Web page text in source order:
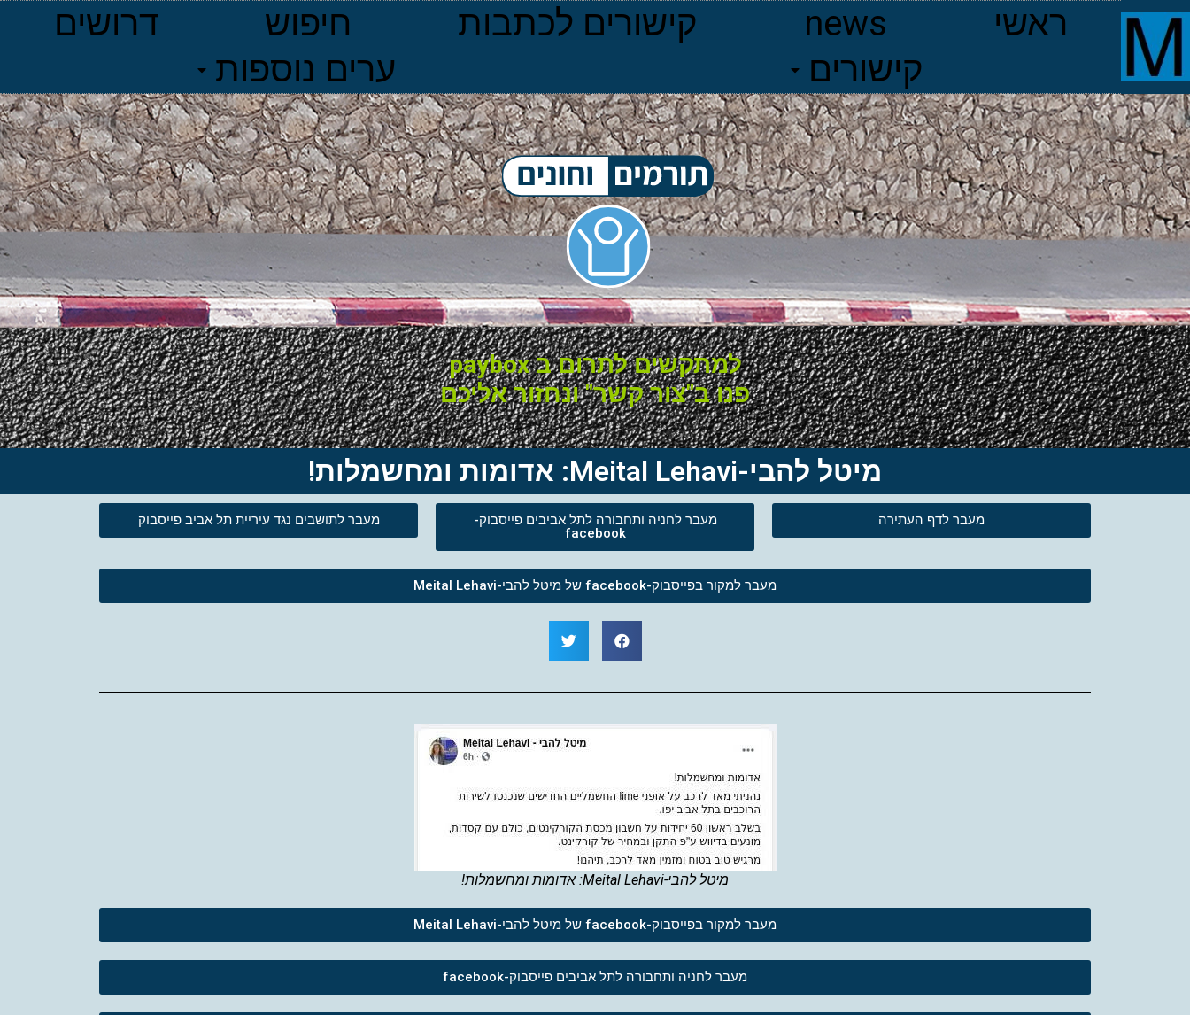
ראשי news קישורים לכתבות חיפוש
דרושים
קישורים
ערים נוספות
למתקשים לתרום ב paybox
פנו ב"צור קשר" ונחזור אליכם
מיטל להבי-Meital Lehavi: אדומות ומחשמלות!
מעבר לדף העתירה
מעבר לחניה ותחבורה לתל אביבים פייסבוק-
facebook
מעבר לתושבים נגד עיריית תל אביב פייסבוק
מעבר למקור בפייסבוק-facebook של מיטל להבי-Meital Lehavi
מיטל להבי-Meital Lehavi: אדומות ומחשמלות!
מעבר למקור בפייסבוק-facebook של מיטל להבי-Meital Lehavi
מעבר לחניה ותחבורה לתל אביבים פייסבוק-facebook